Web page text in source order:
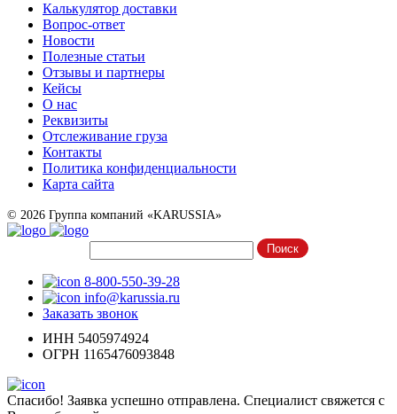
Калькулятор доставки
Вопрос-ответ
Новости
Полезные статьи
Отзывы и партнеры
Кейсы
О нас
Реквизиты
Отслеживание груза
Контакты
Политика конфиденциальности
Карта сайта
© 2026 Группа компаний «KARUSSIA»
8-800-550-39-28
info@karussia.ru
Заказать звонок
ИНН 5405974924
ОГРН 1165476093848
Спасибо! Заявка успешно отправлена. Специалист свяжется с